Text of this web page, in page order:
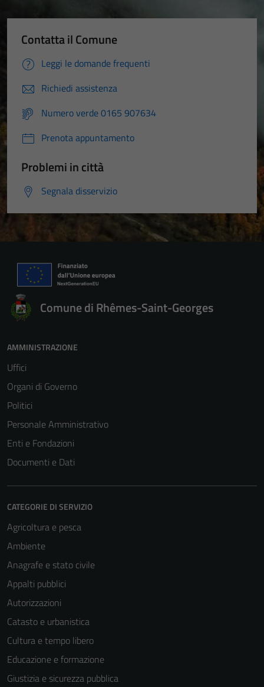
Contatta il Comune
Leggi le domande frequenti
Richiedi assistenza
Numero verde 0165 907634
Prenota appuntamento
Problemi in città
Segnala disservizio
Comune di Rhêmes-Saint-Georges
AMMINISTRAZIONE
Uffici
Organi di Governo
Politici
Personale Amministrativo
Enti e Fondazioni
Documenti e Dati
CATEGORIE DI SERVIZIO
Agricoltura e pesca
Ambiente
Anagrafe e stato civile
Appalti pubblici
Autorizzazioni
Catasto e urbanistica
Cultura e tempo libero
Educazione e formazione
Giustizia e sicurezza pubblica